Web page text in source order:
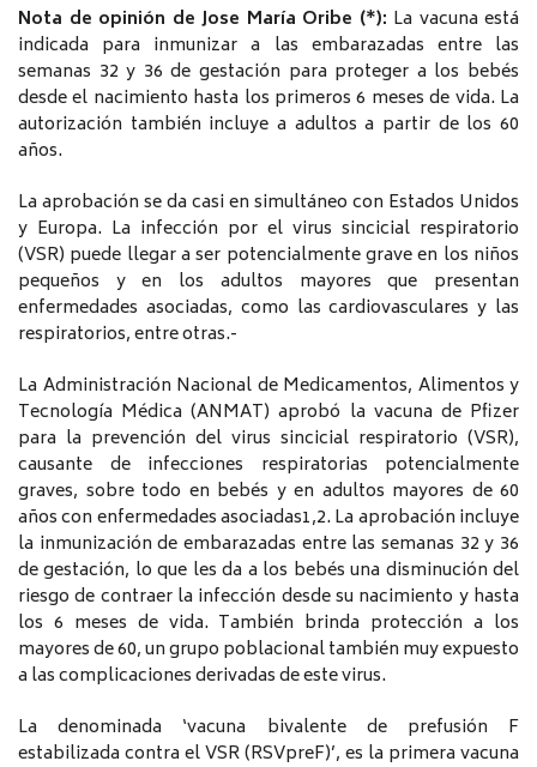
Nota de opinión de Jose María Oribe (*): La vacuna está
indicada para inmunizar a las embarazadas entre las
semanas 32 y 36 de gestación para proteger a los bebés
desde el nacimiento hasta los primeros 6 meses de vida. La
autorización también incluye a adultos a partir de los 60
años.
La aprobación se da casi en simultáneo con Estados Unidos
y Europa. La infección por el virus sincicial respiratorio
(VSR) puede llegar a ser potencialmente grave en los niños
pequeños y en los adultos mayores que presentan
enfermedades asociadas, como las cardiovasculares y las
respiratorios, entre otras.-
La Administración Nacional de Medicamentos, Alimentos y
Tecnología Médica (ANMAT) aprobó la vacuna de Pfizer
para la prevención del virus sincicial respiratorio (VSR),
causante de infecciones respiratorias potencialmente
graves, sobre todo en bebés y en adultos mayores de 60
años con enfermedades asociadas1,2. La aprobación incluye
la inmunización de embarazadas entre las semanas 32 y 36
de gestación, lo que les da a los bebés una disminución del
riesgo de contraer la infección desde su nacimiento y hasta
los 6 meses de vida. También brinda protección a los
mayores de 60, un grupo poblacional también muy expuesto
a las complicaciones derivadas de este virus.
La denominada ‘vacuna bivalente de prefusión F
estabilizada contra el VSR (RSVpreF)’, es la primera vacuna